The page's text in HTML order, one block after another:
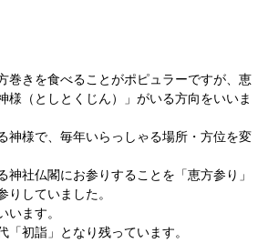
巻きを食べることがポピュラーですが、恵
様（としとくじん）」がいる方向をいいま
神様で、毎年いらっしゃる場所・方位を変
神社仏閣にお参りすることを「恵方参り」
りしていました。
います。
「初詣」となり残っています。